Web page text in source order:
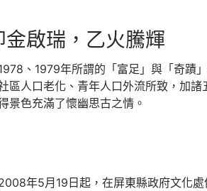
金啟瑞，乙火騰輝
、1979年所謂的「富足」與「奇蹟
區人口老化、青年人口外流所致，加
景色充滿了懷幽思古之情。
年5月19日起，在屏東縣政府文化